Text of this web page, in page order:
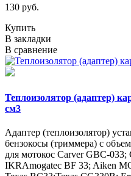
130 руб.
Купить
В закладки
В сравнение
Теплоизолятор (адаптер)
см3
Адаптер (теплоизолятор)
бензокосы (триммера) с
для мотокос Carver GBC-
IKRAmogatec BF 33; Aiken